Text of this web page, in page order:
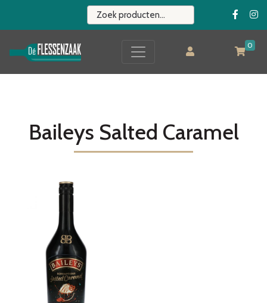
0
Baileys Salted Caramel